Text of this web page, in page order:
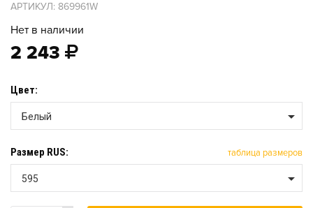
АРТИКУЛ: 869961W
Нет в наличии
2 243
Цвет:
Белый
Размер RUS: таблица размеров
595